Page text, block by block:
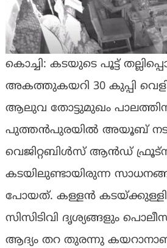
കൊച്ചി: കടയുടെ പൂട്ട്
അകത്തുകയറി 30 കുപ്പി
ആലുവ തോട്ടുമുഖം
പുത്തൻപുരയിൽ അയൂബ്
വെജിറ്റബിൾസ് ആൻഡ്
കടയിലുണ്ടായിരുന്ന
പോയത്. കള്ളൻ
സിസിടിവി ദൃശ്യങ്ങളും പൊലീസ്
ആദ്യം തറ തുരന്നു